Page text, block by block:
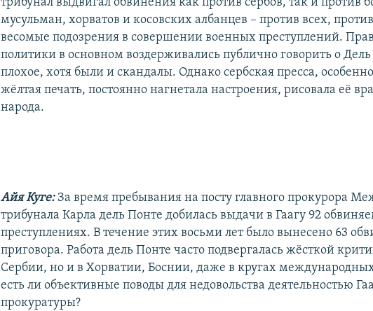
трибунал выдвигал обвинения как против сербов, так и против
мусульман, хорватов и косовских албанцев – против всех,
весомые подозрения в совершении военных преступлений.
политики в основном воздерживались публично говорить о
плохое, хотя были и скандалы. Однако сербская пресса,
жёлтая печать, постоянно нагнетала настроения, рисовала её
народа.
Айя Куге: За время пребывания на посту главного прокурора
трибунала Карла дель Понте добилась выдачи в Гаагу 92
преступлениях. В течение этих восьми лет было вынесено 63
приговора. Работа дель Понте часто подвергалась жёсткой
Сербии, но и в Хорватии, Боснии, даже в кругах
есть ли объективные поводы для недовольства деятельностью
прокуратуры?